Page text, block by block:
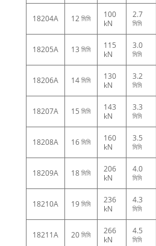
18204A 12 মিমি
100
kN
2.7
মিমি
18205A 13 মিমি
115
kN
3.0
মিমি
18206A 14 মিমি
130
kN
3.2
মিমি
18207A 15 মিমি
143
kN
3.3
মিমি
18208A 16 মিমি
160
kN
3.5
মিমি
18209A 18 মিমি
206
kN
4.0
মিমি
18210A 19 মিমি
236
kN
4.3
মিমি
18211A 20 মিমি
266
kN
4.5
মিমি